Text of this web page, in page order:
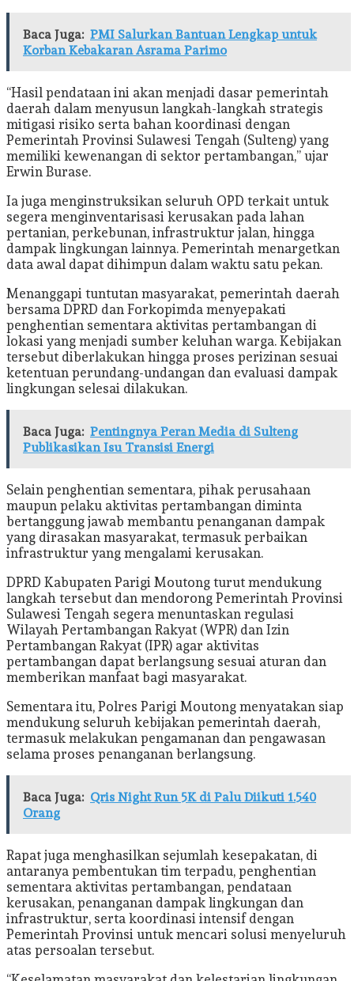
Baca Juga: PMI Salurkan Bantuan Lengkap untuk
Korban Kebakaran Asrama Parimo
“Hasil pendataan ini akan menjadi dasar pemerintah
daerah dalam menyusun langkah-langkah strategis
mitigasi risiko serta bahan koordinasi dengan
Pemerintah Provinsi Sulawesi Tengah (Sulteng) yang
memiliki kewenangan di sektor pertambangan,” ujar
Erwin Burase.
Ia juga menginstruksikan seluruh OPD terkait untuk
segera menginventarisasi kerusakan pada lahan
pertanian, perkebunan, infrastruktur jalan, hingga
dampak lingkungan lainnya. Pemerintah menargetkan
data awal dapat dihimpun dalam waktu satu pekan.
Menanggapi tuntutan masyarakat, pemerintah daerah
bersama DPRD dan Forkopimda menyepakati
penghentian sementara aktivitas pertambangan di
lokasi yang menjadi sumber keluhan warga. Kebijakan
tersebut diberlakukan hingga proses perizinan sesuai
ketentuan perundang-undangan dan evaluasi dampak
lingkungan selesai dilakukan.
Baca Juga: Pentingnya Peran Media di Sulteng
Publikasikan Isu Transisi Energi
Selain penghentian sementara, pihak perusahaan
maupun pelaku aktivitas pertambangan diminta
bertanggung jawab membantu penanganan dampak
yang dirasakan masyarakat, termasuk perbaikan
infrastruktur yang mengalami kerusakan.
DPRD Kabupaten Parigi Moutong turut mendukung
langkah tersebut dan mendorong Pemerintah Provinsi
Sulawesi Tengah segera menuntaskan regulasi
Wilayah Pertambangan Rakyat (WPR) dan Izin
Pertambangan Rakyat (IPR) agar aktivitas
pertambangan dapat berlangsung sesuai aturan dan
memberikan manfaat bagi masyarakat.
Sementara itu, Polres Parigi Moutong menyatakan siap
mendukung seluruh kebijakan pemerintah daerah,
termasuk melakukan pengamanan dan pengawasan
selama proses penanganan berlangsung.
Baca Juga: Qris Night Run 5K di Palu Diikuti 1.540
Orang
Rapat juga menghasilkan sejumlah kesepakatan, di
antaranya pembentukan tim terpadu, penghentian
sementara aktivitas pertambangan, pendataan
kerusakan, penanganan dampak lingkungan dan
infrastruktur, serta koordinasi intensif dengan
Pemerintah Provinsi untuk mencari solusi menyeluruh
atas persoalan tersebut.